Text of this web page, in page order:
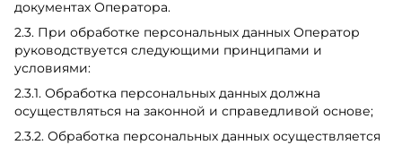
документах Оператора.
2.3. При обработке персональных данных Оператор
руководствуется следующими принципами и
условиями:
2.3.1. Обработка персональных данных должна
осуществляться на законной и справедливой основе;
2.3.2. Обработка персональных данных осуществляется